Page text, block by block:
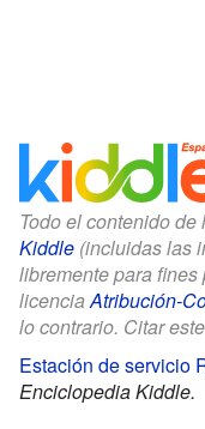
Todo el contenido
Kiddle (incluidas las
libremente para
licenciaAtribución-
lo contrario. Citar
Estación de servicio
Enciclopedia Kiddle.